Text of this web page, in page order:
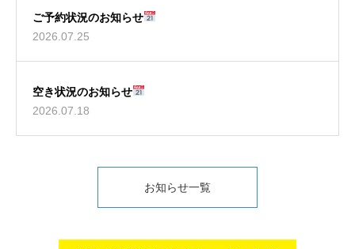
ご予約状況のお知らせ
2026.07.25
空き状況のお知らせ
2026.07.18
お知らせ一覧